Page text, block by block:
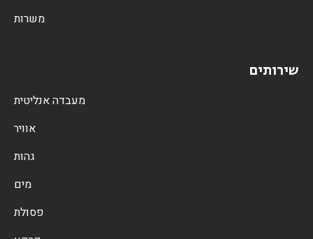
משרות
שירותים
מעבדה אנליטית
אוויר
גהות
מים
פסולת